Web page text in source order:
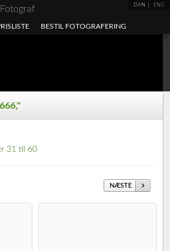
DAN ENG
Fotograf
BESTIL FOTOGRAFERING
31 til 60
NÆSTE